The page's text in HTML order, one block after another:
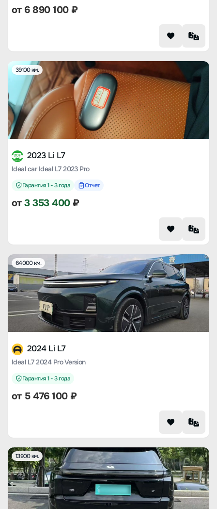
от 6 890 100₽
39100 км.
2023 Li L7
Ideal car Ideal L7 2023 Pro
Гарантия 1 - 3 года Отчет
от3 353 400₽
64000 км.
2024 Li L7
Ideal L7 2024 Pro Version
Гарантия 1 - 3 года
от 5 476 100₽
13900 км.